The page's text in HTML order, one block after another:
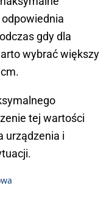
gdy dla
wybrać większy
tej wartości
urządzenia i